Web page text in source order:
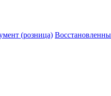
(розница)